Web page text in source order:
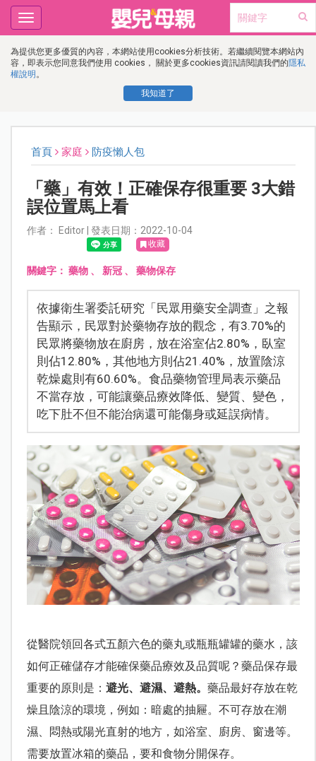
為提供您更多優質的內容，本網站使用cookies分析技術。若繼續閱覽本網站內
容，即表示您同意我們使用 cookies， 關於更多cookies資訊請閱讀我們的隱私
權說明 。
我知道了
Toggle
navigation
首頁 家庭 防疫懶人包
「藥」有效！正確保存很重要 3大錯
誤位置馬上看
作者： Editor | 發表日期：2022-10-04
收藏
關鍵字： 藥物、 新冠、 藥物保存
依據衛生署委託研究「民眾用藥安全調查」之報
告顯示，民眾對於藥物存放的觀念，有3.70%的
民眾將藥物放在廚房，放在浴室佔2.80%，臥室
則佔12.80%，其他地方則佔21.40%，放置陰涼
乾燥處則有60.60%。食品藥物管理局表示藥品
不當存放，可能讓藥品療效降低、變質、變色，
吃下肚不但不能治病還可能傷身或延誤病情。
從醫院領回各式五顏六色的藥丸或瓶瓶罐罐的藥水，該
如何正確儲存才能確保藥品療效及品質呢？藥品保存最
重要的原則是： 避光、避濕、避熱。 藥品最好存放在乾
燥且陰涼的環境，例如：暗處的抽屜。不可存放在潮
濕、悶熱或陽光直射的地方，如浴室、廚房、窗邊等。
需要放置冰箱的藥品，要和食物分開保存。